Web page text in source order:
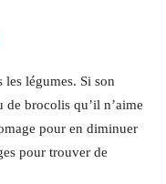
légumes. Si son
de brocolis qu’il n’aime
pour en diminuer
pour trouver de